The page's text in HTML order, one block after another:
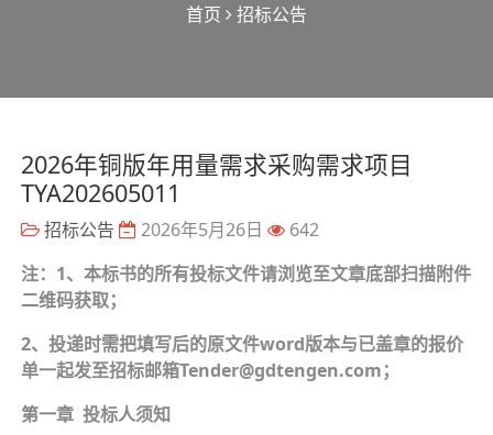
首页 招标公告
2026年铜版年用量需求采购需求项目
TYA202605011
招标公告 2026年5月26日
642
注：1、本标书的所有投标文件请浏览至文章底部扫描附件
二维码获取；
2、投递时需把填写后的原文件word版本与已盖章的报价
单一起发至招标邮箱Tender@gdtengen.com；
第一章 投标人须知